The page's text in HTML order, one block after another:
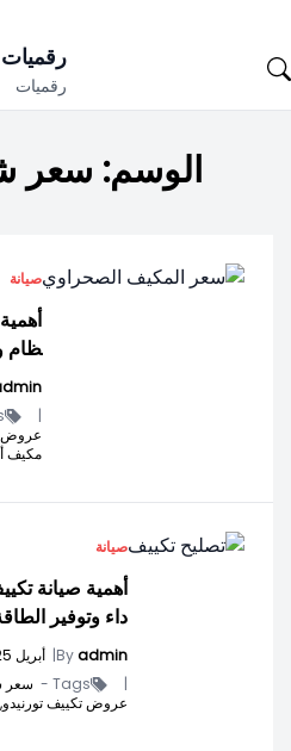
to
رقميات
رقميات
الوسم: سعر
صيانة
ظام
|
عروض
مكيف
صيانة
أهمية صيانة
داء وتوفير
Byadmin
| أبريل 25, 2025
|
Tags -
سعر
عروض تكييف تورنيدو,